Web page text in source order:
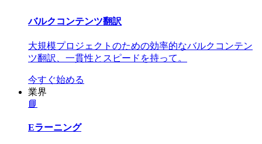
バルクコンテンツ翻訳
大規模プロジェクトのための効率的なバルクコンテン
ツ翻訳、一貫性とスピードを持って。
今すぐ始める
業界
📘
Eラーニング